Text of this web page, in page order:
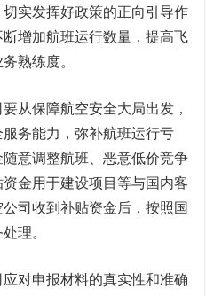
实发挥好政策的正向引导作
增加航班运行数量，提高飞
熟练度。
保障航空安全大局出发，
务能力，弥补航班运行亏
意调整航班、恶意低价竞争
金用于建设项目等与国内客
司收到补贴资金后，按照国
理。
对申报材料的真实性和准确